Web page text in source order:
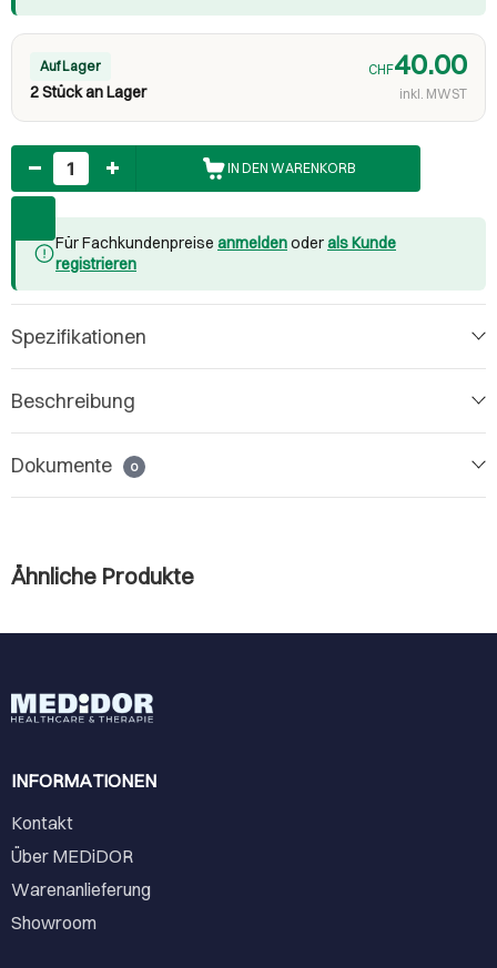
Auf Lager
2 Stück an Lager
CHF40.00
inkl. MWST
Anzahl
IN DEN WARENKORB
Für Fachkundenpreise anmeldenoderals Kunde
registrieren
Spezifikationen
Beschreibung
Dokumente 0
Ähnliche Produkte
INFORMATIONEN
Kontakt
Über MEDiDOR
Warenanlieferung
Showroom